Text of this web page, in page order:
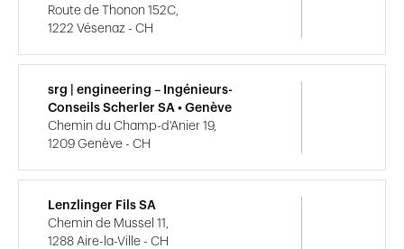
Route de Thonon 152C,
1222 Vésenaz - CH
srg | engineering – Ingénieurs-
Conseils Scherler SA • Genève
Chemin du Champ-d'Anier 19,
1209 Genève - CH
Lenzlinger Fils SA
Chemin de Mussel 11,
1288 Aire-la-Ville - CH